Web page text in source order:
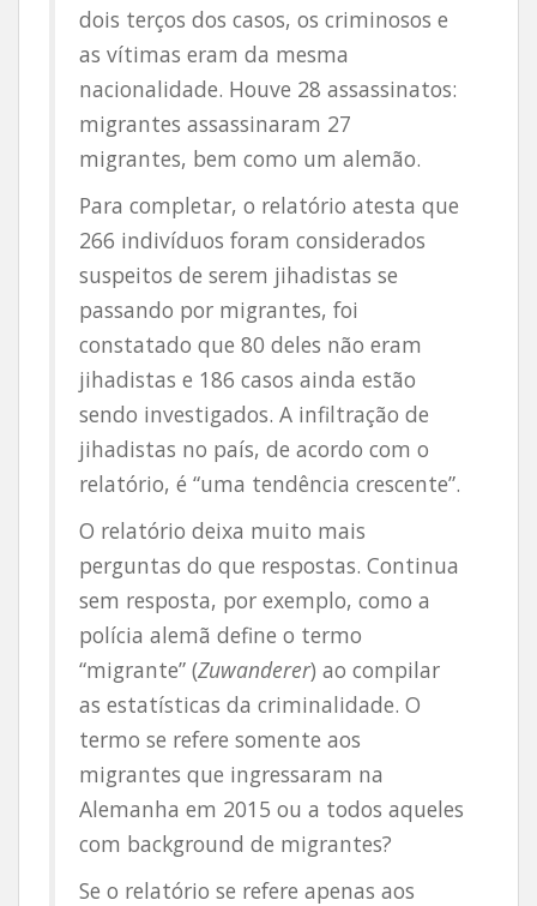
dois terços dos casos, os criminosos e
as vítimas eram da mesma
nacionalidade. Houve 28 assassinatos:
migrantes assassinaram 27
migrantes, bem como um alemão.
Para completar, o relatório atesta que
266 indivíduos foram considerados
suspeitos de serem jihadistas se
passando por migrantes, foi
constatado que 80 deles não eram
jihadistas e 186 casos ainda estão
sendo investigados. A infiltração de
jihadistas no país, de acordo com o
relatório, é “uma tendência crescente”.
O relatório deixa muito mais
perguntas do que respostas. Continua
sem resposta, por exemplo, como a
polícia alemã define o termo
“migrante” (Zuwanderer) ao compilar
as estatísticas da criminalidade. O
termo se refere somente aos
migrantes que ingressaram na
Alemanha em 2015 ou a todos aqueles
com background de migrantes?
Se o relatório se refere apenas aos